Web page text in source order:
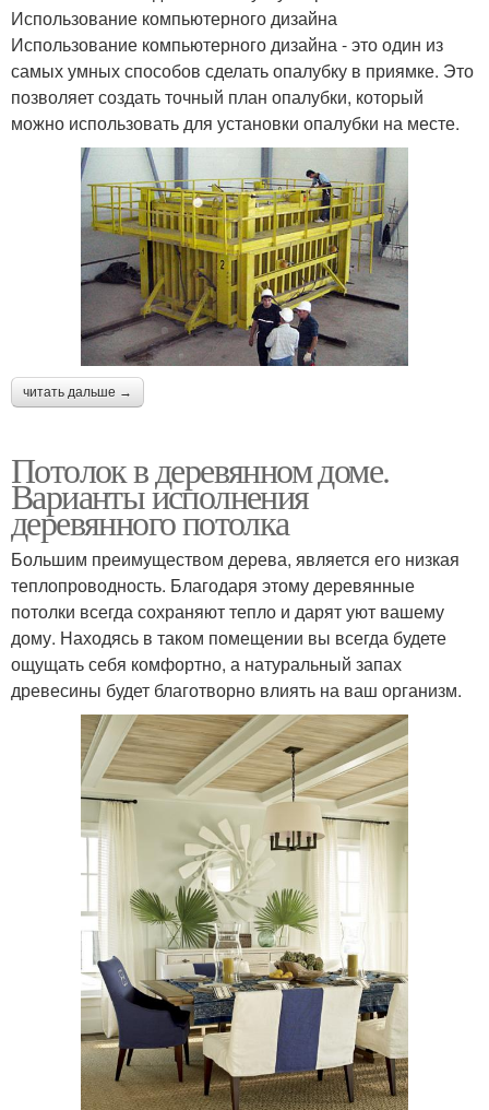
Использование компьютерного дизайна
Использование компьютерного дизайна - это один из
самых умных способов сделать опалубку в приямке. Это
позволяет создать точный план опалубки, который
можно использовать для установки опалубки на месте.
читать дальше →
Потолок в деревянном доме.
Варианты исполнения
деревянного потолка
Большим преимуществом дерева, является его низкая
теплопроводность. Благодаря этому деревянные
потолки всегда сохраняют тепло и дарят уют вашему
дому. Находясь в таком помещении вы всегда будете
ощущать себя комфортно, а натуральный запах
древесины будет благотворно влиять на ваш организм.